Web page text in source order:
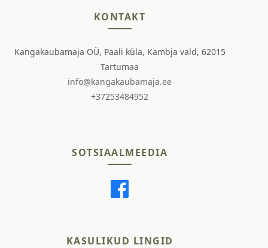
KONTAKT
Kangakaubamaja OÜ, Paali küla, Kambja vald, 62015
Tartumaa
info@kangakaubamaja.ee
+37253484952
SOTSIAALMEEDIA
KASULIKUD LINGID